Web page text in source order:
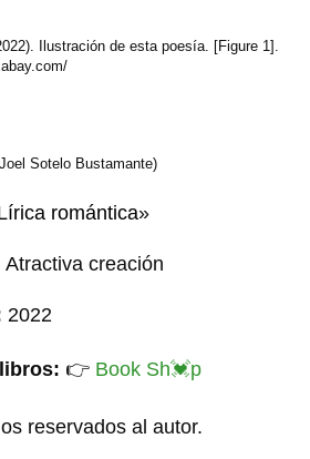
Ilustración de esta poesía. [Figure 1].
Sotelo Bustamante)
romántica»
Atractiva creación
2022
👉 Book Sh💓p
reservados al autor.